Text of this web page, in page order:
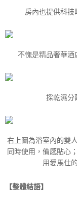
房內也提供科技
不愧是精品奢華酒
採乾濕分
右上圖為浴室內的雙
同時使用，備感貼心
用愛馬仕
【整體結語】